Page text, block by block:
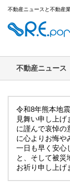
不動産ニュースと不動産
不動産ニュース
令和8年熊本地
見舞い申し上げ
に謹んで哀悼の
に心よりお悔や
一日も早く安心
と、そして被災
お祈り申し上げ